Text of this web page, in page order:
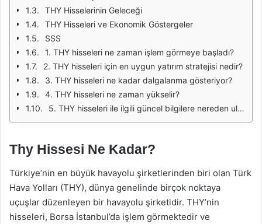
THY Hisselerinin Geleceği
THY Hisseleri ve Ekonomik Göstergeler
SSS
1. THY hisseleri ne zaman işlem görmeye başladı?
2. THY hisseleri için en uygun yatırım stratejisi nedir?
3. THY hisseleri ne kadar dalgalanma gösteriyor?
4. THY hisseleri ne zaman yükselir?
5. THY hisseleri ile ilgili güncel bilgilere nereden ulaşabilirim?
Thy Hissesi Ne Kadar?
Türkiye’nin en büyük havayolu şirketlerinden biri olan Türk
Hava Yolları (THY), dünya genelinde birçok noktaya
uçuşlar düzenleyen bir havayolu şirketidir. THY’nin
hisseleri, Borsa İstanbul’da işlem görmektedir ve